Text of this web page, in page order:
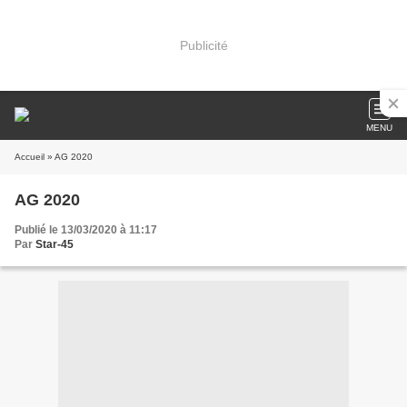
Publicité
MENU
Accueil » AG 2020
AG 2020
Publié le 13/03/2020 à 11:17
Par Star-45